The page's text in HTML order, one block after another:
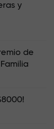
y
de